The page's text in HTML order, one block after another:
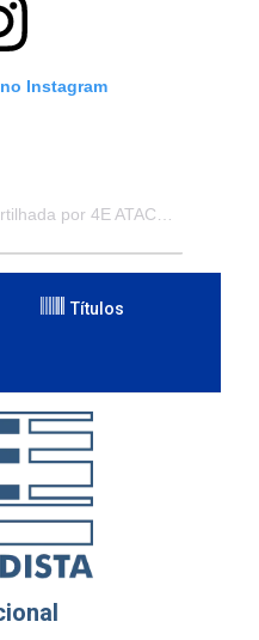
Instagram
Títulos